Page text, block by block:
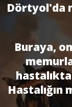
Dörtyol'da
Buraya,
Hastalığın